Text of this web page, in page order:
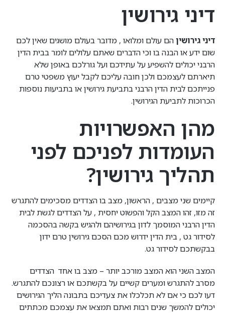
דיני גירושין
דיני גירושיןהם עולם ומלואו , מדובר בעולם מושגים שאין לכם
שום ידע או הבנה בו וכי הדברים שאתם עלולים לומר בבית הדין
הרבני יכולים להשפיע על עתידכם ועל גורלכם באופן שלא
תיארתם לעצמכם ולכן חובה עליכם לקבל יעוץ משפטי טרם
פנייתכם לבית הדין הרבני בתביעת גירושין או בתביעות נוספות
הכרוכות לתביעת הגירושין.
מהן האפשרויות
העומדות לפניכם לפני
תהליך גירושין?
קיימים שני מצבים , הראשון, מצב בו הצדדים מסכימים להתגרש
זה מזו, זהו המצב הקל והפשוט יחסית , על הצדדים לגשת לבית
הדין הרבני המוסמך לדון בגירושיהם ולהגיש בקשה בהסכמה
לסידור גט , בית הדין ידרוש מכם הסכם גירושין טרם ידון
בבקשתכם לסידור גט.
המצב השני הוא המצב מורכב יותר – מצב בו אחד הצדדים
מסרב להתגרש ומערים קשיים על בקשתכם או רצונכם להתגרש.
דעו לכם כי אם לא תכלכלו את צעדיכם בתבונה הליך הגירושים
יכולים להמשך שנים רבות ואתם תמצאו את עצמכם מכתתים